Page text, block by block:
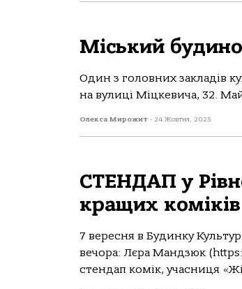
Міський
Один з головних закладів
на вулиці Міцкевича, 32.
Олекса Мирожит - 24 Жовтня, 2025
СТЕНДАП у
кращих коміків
7 вересня в Будинку
вечора: Лєра Мандзюк
стендап комік, учасниця